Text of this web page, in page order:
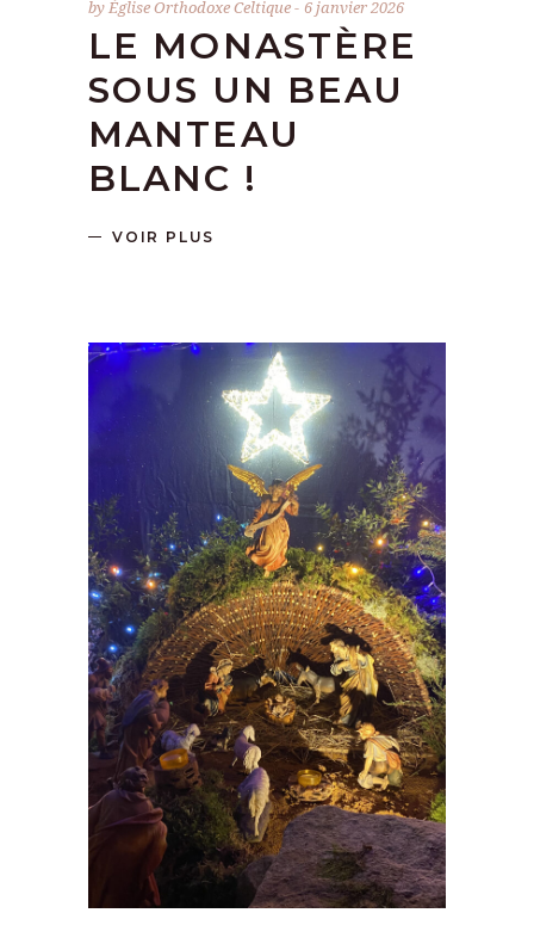
byÉglise Orthodoxe Celtique 6 janvier 2026
LE MONASTÈRE
SOUS UN BEAU
MANTEAU
BLANC !
VOIR PLUS